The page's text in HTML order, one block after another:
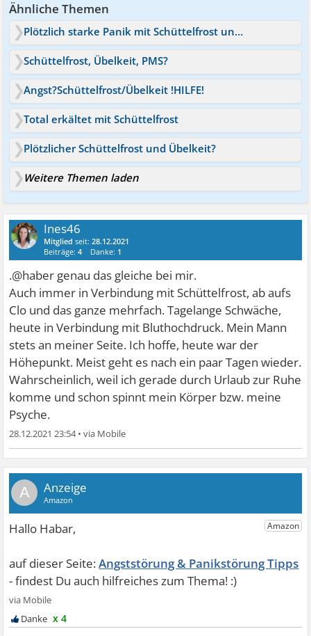
Ähnliche Themen
Plötzlich starke Panik mit Schüttelfrost und Herzrasen
Schüttelfrost, Übelkeit, PMS?
Angst?Schüttelfrost/Übelkeit !HILFE!
Total erkältet mit Schüttelfrost
Plötzlicher Schüttelfrost und Übelkeit?
Weitere Themen laden
Ines46
Mitglied seit:28.12.2021
Beiträge:4 Danke: 1
.@haber genau das gleiche bei mir.
Auch immer in Verbindung mit Schüttelfrost, ab aufs
Clo und das ganze mehrfach. Tagelange Schwäche,
heute in Verbindung mit Bluthochdruck. Mein Mann
stets an meiner Seite. Ich hoffe, heute war der
Höhepunkt. Meist geht es nach ein paar Tagen wieder.
Wahrscheinlich, weil ich gerade durch Urlaub zur Ruhe
komme und schon spinnt mein Körper bzw. meine
Psyche.
28.12.2021 23:54•
A
Angststörung & Panikstörung Tipps
x 4